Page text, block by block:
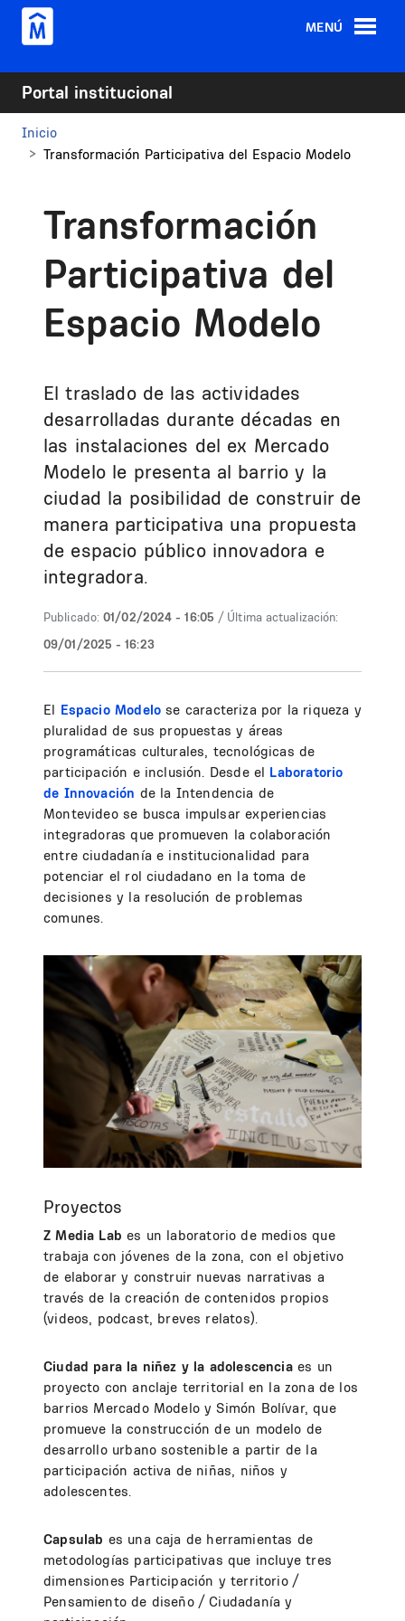
Pasar al contenido principal
MENÚ
Portal institucional
Inicio
Transformación Participativa del Espacio Modelo
Transformación
Participativa del
Espacio Modelo
El traslado de las actividades
desarrolladas durante décadas en
las instalaciones del ex Mercado
Modelo le presenta al barrio y la
ciudad la posibilidad de construir de
manera participativa una propuesta
de espacio público innovadora e
integradora.
Publicado: 01/02/2024 - 16:05 / Última actualización:
09/01/2025 - 16:23
El Espacio Modelo se caracteriza por la riqueza y
pluralidad de sus propuestas y áreas
programáticas culturales, tecnológicas de
participación e inclusión. Desde el Laboratorio
de Innovación de la Intendencia de
Montevideo se busca impulsar experiencias
integradoras que promueven la colaboración
entre ciudadanía e institucionalidad para
potenciar el rol ciudadano en la toma de
decisiones y la resolución de problemas
comunes.
Proyectos
Z Media Lab es un laboratorio de medios que
trabaja con jóvenes de la zona, con el objetivo
de elaborar y construir nuevas narrativas a
través de la creación de contenidos propios
(videos, podcast, breves relatos).
Ciudad para la niñez y la adolescenciaes un
proyecto con anclaje territorial en la zona de los
barrios Mercado Modelo y Simón Bolívar, que
promueve la construcción de un modelo de
desarrollo urbano sostenible a partir de la
participación activa de niñas, niños y
adolescentes.
Capsulab es una caja de herramientas de
metodologías participativas que incluye tres
dimensiones Participación y territorio /
Pensamiento de diseño / Ciudadanía y